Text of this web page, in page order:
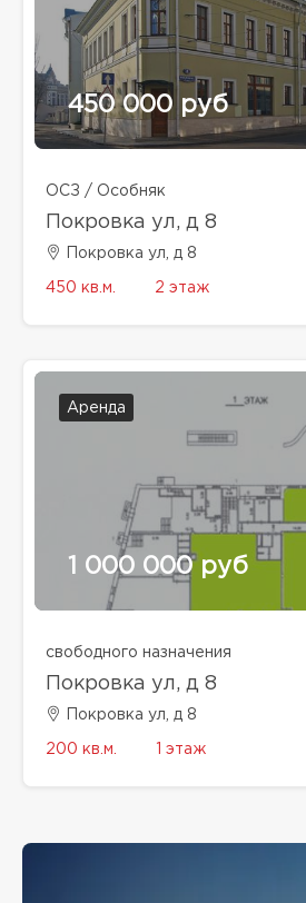
450 000 руб
ОСЗ / Особняк
Покровка ул, д 8
Покровка ул, д 8
450 кв.м. 2 этаж
Аренда
1 000 000 руб
свободного назначения
Покровка ул, д 8
Покровка ул, д 8
200 кв.м. 1 этаж